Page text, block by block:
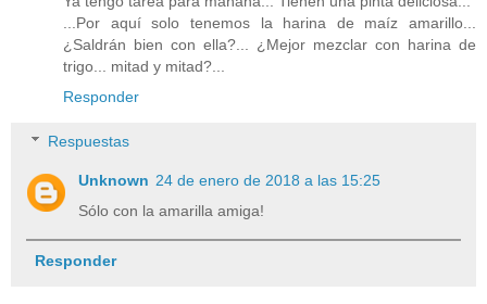
...Por aquí solo tenemos la harina de maíz amarillo...
¿Saldrán bien con ella?... ¿Mejor mezclar con harina de
trigo... mitad y mitad?...
Responder
Respuestas
Unknown 24 de enero de 2018 a las 15:25
Sólo con la amarilla amiga!
Responder